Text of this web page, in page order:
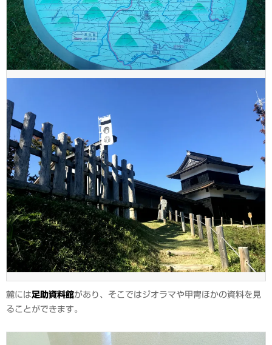
麓には足助資料館があり、そこではジオラマや甲冑ほかの資料を見
ることができます。